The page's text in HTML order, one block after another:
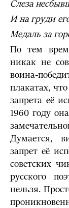
Слеза
И на груди
Медаль за
По тем
никак не
воина-
плакатах,
запрета её
1960 году
Думается,
запрет её
советских
русского
нельзя.